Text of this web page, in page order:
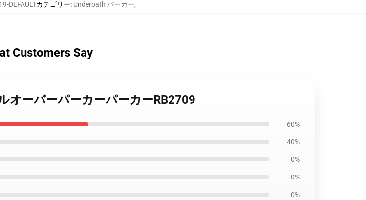
DEFAULTカテゴリー: Underoath パーカー,
Customers Say
オーバーパーカーパーカーRB2709
60%
40%
0%
0%
0%